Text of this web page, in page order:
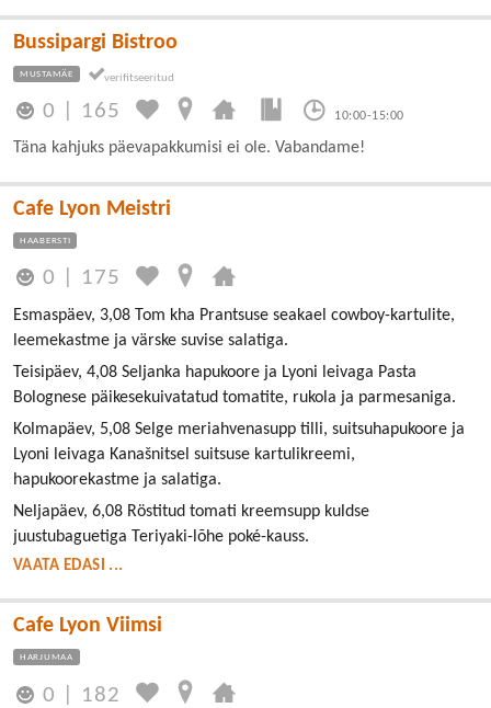
Bussipargi Bistroo
MUSTAMÄE
0 165 10:00-15:00
Täna kahjuks päevapakkumisi ei ole. Vabandame!
Cafe Lyon Meistri
HAABERSTI
0 175
Esmaspäev, 3,08 Tom kha Prantsuse seakael cowboy-kartulite,
leemekastme ja värske suvise salatiga.
Teisipäev, 4,08 Seljanka hapukoore ja Lyoni leivaga Pasta
Bolognese päikesekuivatatud tomatite, rukola ja parmesaniga.
Kolmapäev, 5,08 Selge meriahvenasupp tilli, suitsuhapukoore ja
Lyoni leivaga Kanašnitsel suitsuse kartulikreemi,
hapukoorekastme ja salatiga.
Neljapäev, 6,08 Röstitud tomati kreemsupp kuldse
juustubaguetiga Teriyaki-lõhe poké-kauss.
VAATA EDASI ...
Cafe Lyon Viimsi
HARJUMAA
0 182